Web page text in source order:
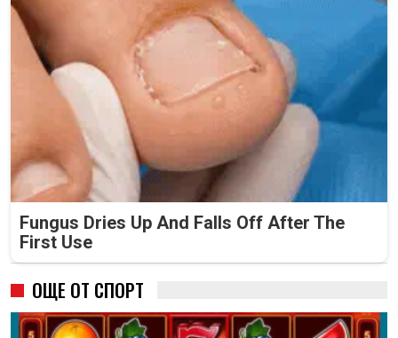
Fungus Dries Up And Falls Off After The
First Use
ОЩЕ ОТ СПОРТ